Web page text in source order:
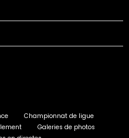
Championnat de ligue
Galeries de photos